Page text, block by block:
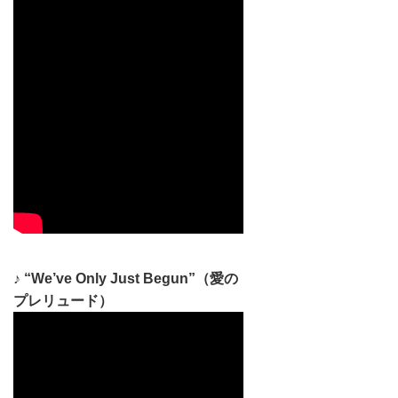
♪ “We’ve Only Just Begun”（愛の
プレリュード）